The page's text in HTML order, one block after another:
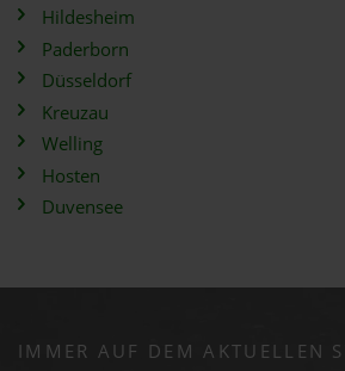
Hildesheim
Paderborn
Düsseldorf
Kreuzau
Welling
Hosten
Duvensee
IMMER AUF DEM AKTUELLEN